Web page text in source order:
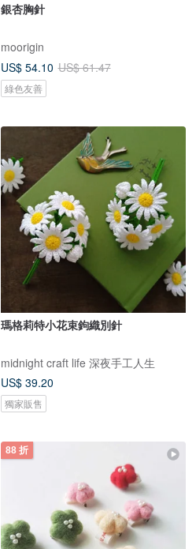
銀杏胸針
moorigin
US$ 54.10 US$ 61.47
綠色友善
瑪格莉特小花束鉤織別針
midnight craft life 深夜手工人生
US$ 39.20
獨家販售
88 折